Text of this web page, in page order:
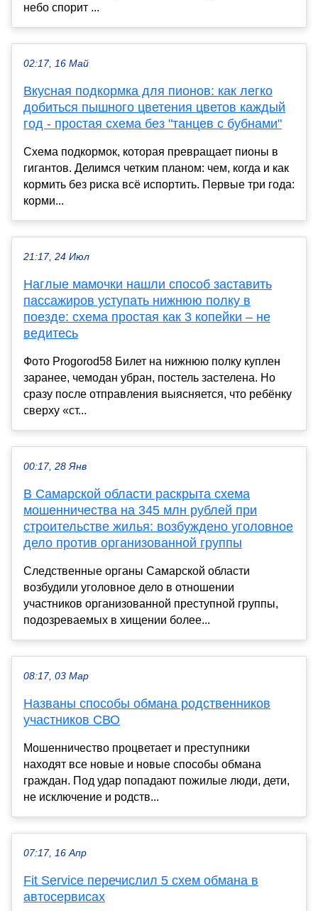
небо спорит ...
02:17, 16 Май
Вкусная подкормка для пионов: как легко
добиться пышного цветения цветов каждый
год - простая схема без "танцев с бубнами"
Схема подкормок, которая превращает пионы в
гигантов. Делимся четким планом: чем, когда и как
кормить без риска всё испортить. Первые три года:
корми...
21:17, 24 Июл
Наглые мамочки нашли способ заставить
пассажиров уступать нижнюю полку в
поезде: схема простая как 3 копейки – не
ведитесь
Фото Progorod58 Билет на нижнюю полку куплен
заранее, чемодан убран, постель застелена. Но
сразу после отправления выясняется, что ребёнку
сверху «ст...
00:17, 28 Янв
В Самарской области раскрыта схема
мошенничества на 345 млн рублей при
строительстве жилья: возбуждено уголовное
дело против организованной группы
Следственные органы Самарской области
возбудили уголовное дело в отношении
участников организованной преступной группы,
подозреваемых в хищении более...
08:17, 03 Мар
Названы способы обмана родственников
участников СВО
Мошенничество процветает и преступники
находят все новые и новые способы обмана
граждан. Под удар попадают пожилые люди, дети,
не исключение и родств...
07:17, 16 Апр
Fit Service перечислил 5 схем обмана в
автосервисах